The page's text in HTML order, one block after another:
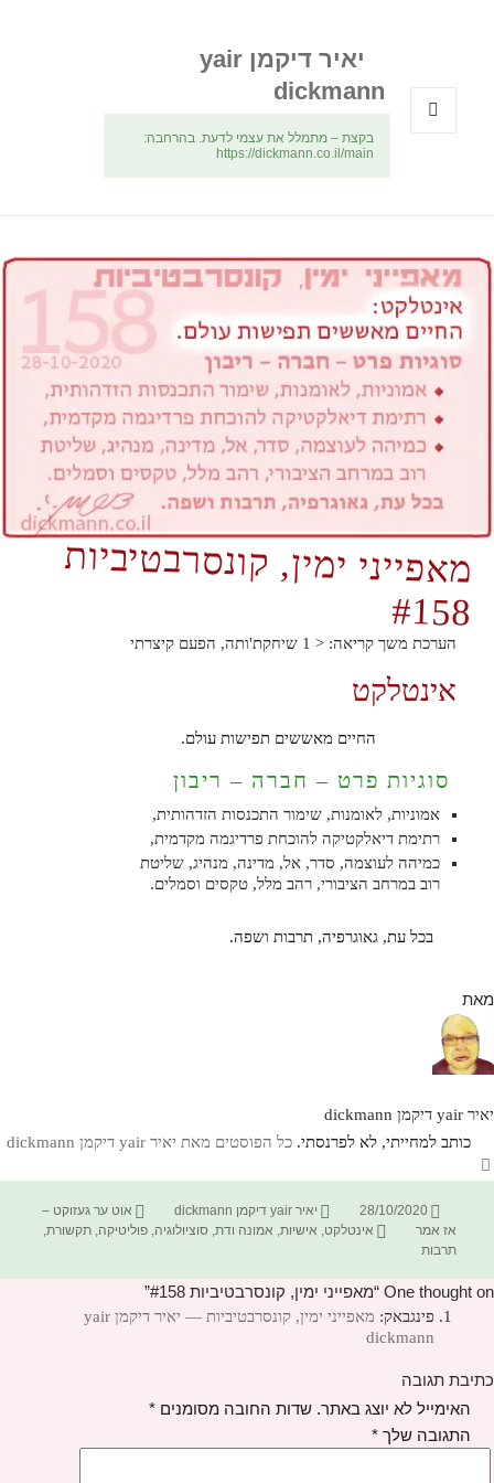
יאיר דיקמן yair
dickmann
בקצת – מתמלל את עצמי לדעת. בהרחבה:
https://dickmann.co.il/main
מאפייני ימין, קונסרבטיביות
#158
הערכת משך קריאה: < 1 שיחקת'ותה, הפעם קיצרתי
אינטלקט
החיים מאששים תפישות עולם.
סוגיות פרט – חברה – ריבון
אמוניות, לאומנות, שימור התכנסות הזדהותית,
רתימת דיאלקטיקה להוכחת פרדיגמה מקדמית,
כמיהה לעוצמה, סדר, אל, מדינה, מנהיג, שליטת
רוב במרחב הציבורי, רהב מלל, טקסים וסמלים.
בכל עת, גאוגרפיה, תרבות ושפה.
מאת
יאיר yair דיקמן dickmann
כותב למחייתי, לא לפרנסתי. כל הפוסטים מאת יאיר yair דיקמן dickmann‏
פורסם
בתאריך
28/10/2020 מחבר
יאיר yair דיקמן dickmann קטגוריות
אוט ער געזוקט –
אז אמר
תגיות
אינטלקט אישיות אמונה ודת ,סוציולוגיה ,פוליטיקה ,תקשורת
תרבות
One thought on “מאפייני ימין, קונסרבטיביות #158”
פינגבאק:
מאפייני ימין, קונסרבטיביות — יאיר דיקמן yair
dickmann
כתיבת תגובה
האימייל לא יוצג באתר. שדות החובה מסומנים *
התגובה שלך *